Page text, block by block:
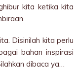
kita ketika kita
Disinilah kita perlu
bahan inspirasi
dibaca ya…